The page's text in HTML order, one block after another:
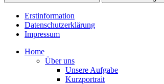
Erstinformation
Datenschutzerklärung
Impressum
Home
Über uns
Unsere Aufgabe
Kurzportrait